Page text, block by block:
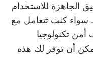
الجاهزة للاستخدام
سواء كنت تتعامل مع
تكنولوجيا
أن توفر لك هذه